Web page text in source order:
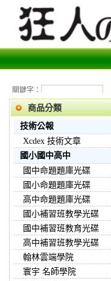
關鍵字：
商品分類
技術公報
Xcdex 技術文章
國小國中高中
國中命題題庫光碟
國小命題題庫光碟
高中命題題庫光碟
國小補習班教學光碟
國中補習班教育光碟
高中補習班教學光碟
翰林雲端學院
寰宇 名師學院